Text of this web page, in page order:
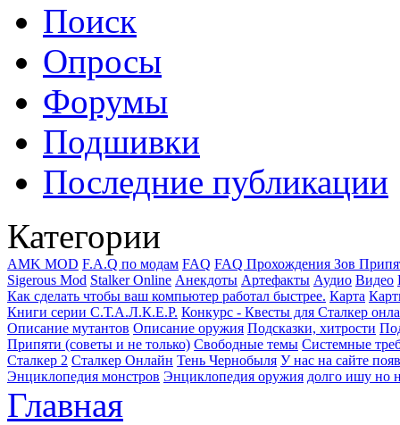
Поиск
Опросы
Форумы
Подшивки
Последние публикации
Категории
AMK MOD F.A.Q по модам FAQ FAQ Прохождения Зов
Sigerous Mod Stalker Online Анекдоты Артефакты Аудио Видео
Как сделать чтобы ваш компьютер работал быстрее. Карта
Книги серии С.Т.А.Л.К.Е.Р. Конкурс - Квесты для Сталкер
Описание мутантов Описание оружия Подсказки, хитрости
Припяти (советы и не только) Свободные темы Системные
Сталкер 2 Сталкер Онлайн Тень Чернобыля У нас на сайте
Энциклопедия монстров Энциклопедия оружия долго ишу но
Главная